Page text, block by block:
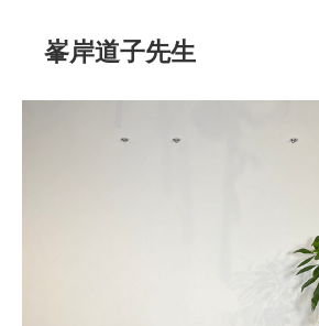
峯岸道子先生